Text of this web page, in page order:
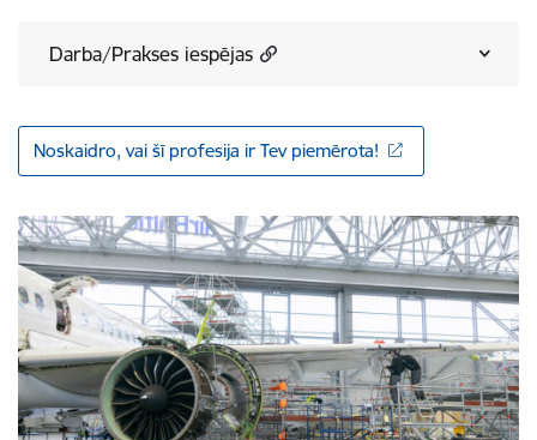
Darba/Prakses iespējas
Noskaidro, vai šī profesija ir Tev piemērota!